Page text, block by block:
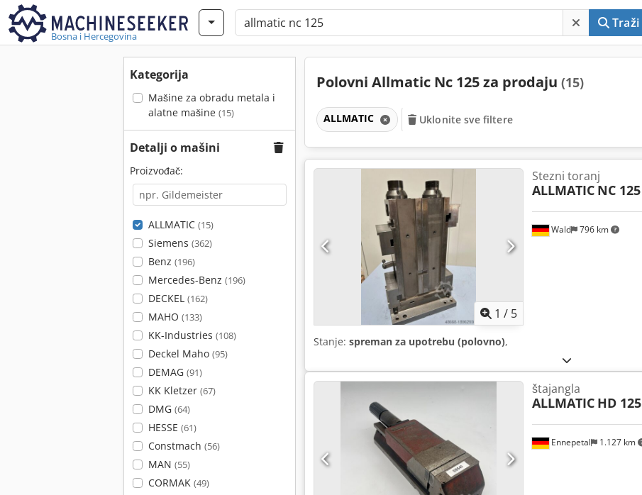
Bosna i Hercegovina
Traži
Kategorija
Mašine za obradu metala i
alatne mašine (15)
Detalji o mašini
Proizvođač:
ALLMATIC (15)
Siemens (362)
Benz (196)
Mercedes-Benz (196)
DECKEL (162)
MAHO (133)
KK-Industries (108)
Deckel Maho (95)
DEMAG (91)
KK Kletzer (67)
DMG (64)
HESSE (61)
Constmach (56)
MAN (55)
CORMAK (49)
Polovni Allmatic Nc 125 za prodaju (15)
ALLMATIC Uklonite sve filtere
1 / 5
Wald 796 km
Stezni toranj
ALLMATIC NC 125
Stanje: spreman za upotrebu (polovno),
Ennepetal 1.127 km
štajangla
ALLMATIC HD 125